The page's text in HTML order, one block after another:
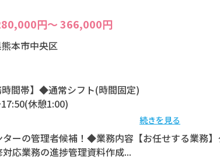
円～ 366,000円
本市中央区
時間帯】◆通常シフト(時間固定)
休憩1:00)
10〜20時間程度/月
続きを見る
ターの管理者候補！◆業務内容【お任せする業務
応業務の進捗管理資料作成...